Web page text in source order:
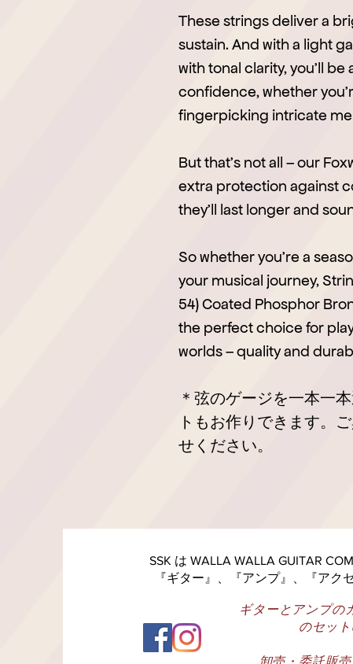
These strings deliver a
sustain. And with a light
with tonal clarity, you’ll
confidence, whether
fingerpicking intricate
But that’s not all – our
extra protection against
they’ll last longer and
So whether you’re a
your musical journey,
54) Coated Phosphor
the perfect choice for
worlds – quality and
＊弦のゲージを一本一
トもお作りできます。
せください。
SSK は WALLA WALLA GUITAR
『ギター』、『アンプ』、『アク
ギターとアンプの
のセッ